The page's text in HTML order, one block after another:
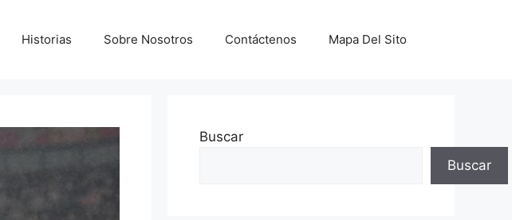
Historias Sobre Nosotros Contáctenos Mapa Del Sito
Buscar
Buscar